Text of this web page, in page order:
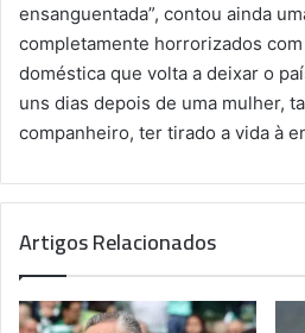
ensanguentada”, contou ainda
completamente horrorizados
doméstica que volta a deixar o
uns dias depois de uma mulher,
companheiro, ter tirado a vida à
Artigos Relacionados